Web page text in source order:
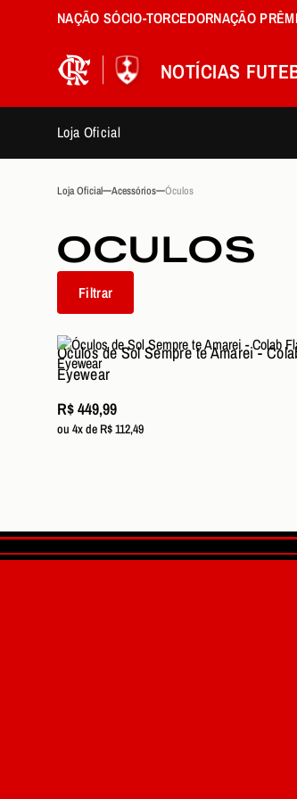
NAÇÃO SÓCIO-TORCEDORNAÇÃO
NOTÍCIAS
Loja Oficial
Loja Oficial Acessórios Óculos
OCULOS
Filtrar
Óculos de Sol Sempre te Amarei -
Eyewear
R$ 449,99
ou 4x de R$ 112,49